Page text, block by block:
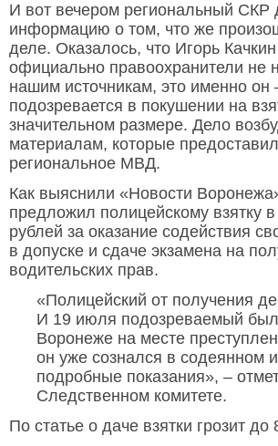
И вот вечером региональный СКР
информацию о том, что же
деле. Оказалось, что Игорь
официально правоохранители не
нашим источникам, это именно он
подозревается в покушении на
значительном размере. Дело
материалам, которые
региональное МВД.
Как выяснили «Новости
предложил полицейскому взятку
рублей за оказание содействия
в допуске и сдаче экзамена на
водительских прав.
«Полицейский от получения
И 19 июля подозреваемый
Воронеже на месте
он уже сознался в содеянном
подробные показания», –
Следственном комитете.
По статье о даче взятки грозит